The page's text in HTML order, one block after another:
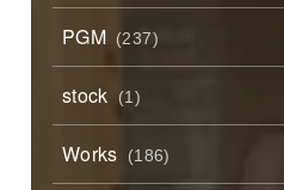
PGM (237)
stock (1)
Works (186)